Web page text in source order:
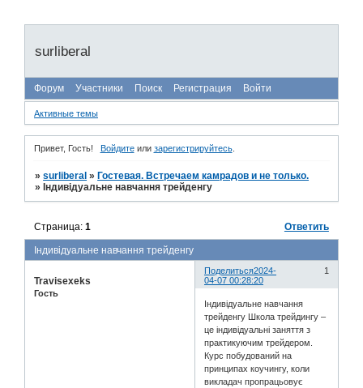
surliberal
Форум Участники Поиск Регистрация Войти
Активные темы
Привет, Гость! Войдитеили зарегистрируйтесь.
»surliberal » Гостевая. Встречаем камрадов и не только.
» Індивідуальне навчання трейденгу
Індивідуальне навчання трейденгу
Страница:1 Ответить
Поделиться 1
2024-
04-07 00:28:20
Travisexeks
Гость
Індивідуальне навчання
трейденгу Школа трейдингу –
це індивідуальні заняття з
практикуючим трейдером.
Курс побудований на
принципах коучингу, коли
викладач пропрацьовує